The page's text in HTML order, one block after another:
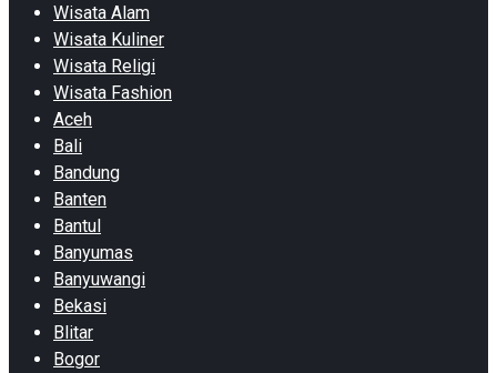
Wisata Alam
Wisata Kuliner
Wisata Religi
Wisata Fashion
Aceh
Bali
Bandung
Banten
Bantul
Banyumas
Banyuwangi
Bekasi
Blitar
Bogor